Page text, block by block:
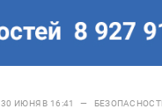
30 ИЮНЯ В 16:41 —